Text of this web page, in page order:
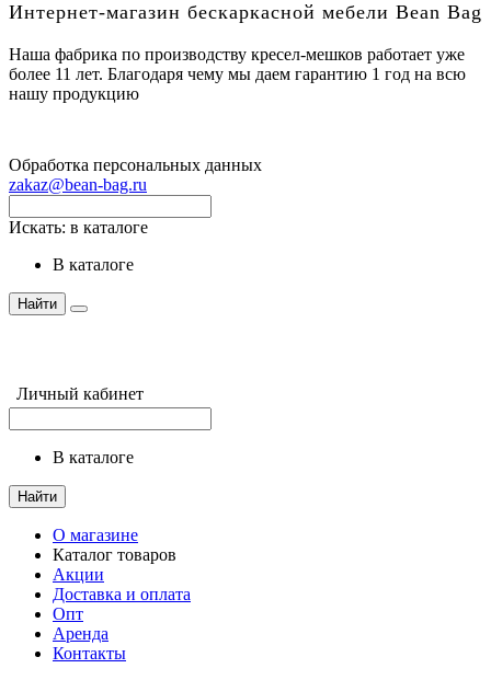
Интернет-магазин бескаркасной мебели Bean Bag
Наша фабрика по производству кресел-мешков работает уже
более 11 лет. Благодаря чему мы даем гарантию 1 год на всю
нашу продукцию
Обработка персональных данных
zakaz@bean-bag.ru
Искать: в каталоге
в каталоге
Найти
Личный кабинет
в каталоге
Найти
О магазине
Каталог товаров
Акции
Доставка и оплата
Опт
Аренда
Контакты